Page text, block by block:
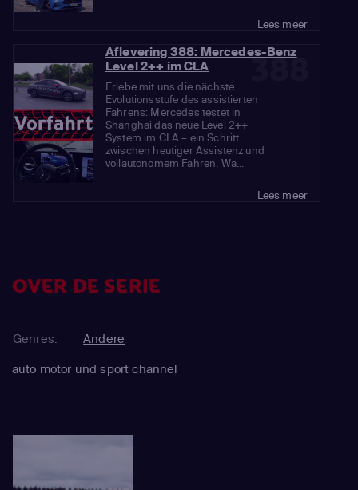
Lees meer
388
Aflevering 388: Mercedes-Benz
Level 2++ im CLA
Erlebe mit uns die nächste
Evolutionsstufe des assistierten
Fahrens: Mercedes testet in
Shanghai das neue Level 2++
System im CLA – ein Schritt
zwischen heutiger Assistenz und
vollautonomem Fahren. Wa...
Lees meer
OVER DE SERIE
Genres:
Andere
auto motor und sport channel